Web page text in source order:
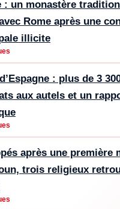
: un monastère
Rome après une
illicite
: plus de 3
aux autels et un
après une première
trois religieux